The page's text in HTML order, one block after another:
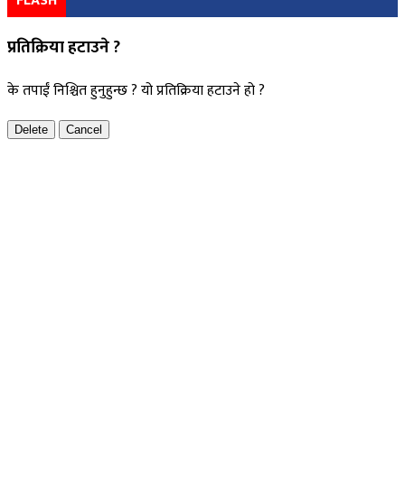
प्रतिक्रिया हटाउने ?
के तपाईं निश्चित हुनुहुन्छ ? यो प्रतिक्रिया हटाउने हो ?
Delete Cancel